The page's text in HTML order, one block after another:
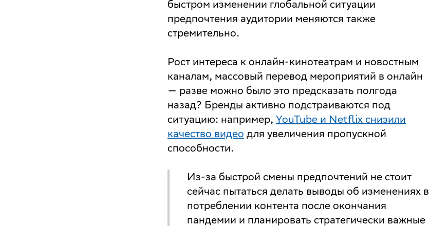
быстром изменении глобальной ситуации
предпочтения аудитории меняются также
стремительно.
Рост интереса к онлайн-кинотеатрам и новостным
каналам, массовый перевод мероприятий в онлайн
— разве можно было это предсказать полгода
назад? Бренды активно подстраиваются под
ситуацию: например, YouTube и Netflix снизили
качество видео для увеличения пропускной
способности.
Из-за быстрой смены предпочтений не стоит
сейчас пытаться делать выводы об изменениях в
потреблении контента после окончания
пандемии и планировать стратегически важные